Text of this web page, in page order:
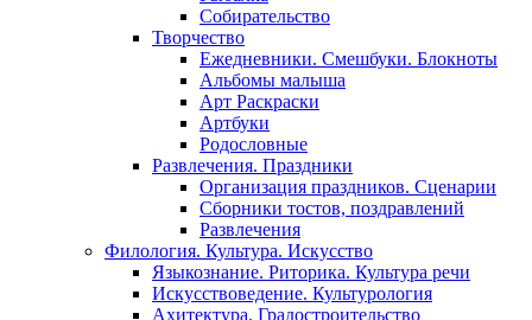
Собирательство
Творчество
Ежедневники. Смешбуки. Блокноты
Альбомы малыша
Арт Раскраски
Артбуки
Родословные
Развлечения. Праздники
Организация праздников. Сценарии
Сборники тостов, поздравлений
Развлечения
Филология. Культура. Искусство
Языкознание. Риторика. Культура речи
Искусствоведение. Культурология
Ахитектура. Градостроительство